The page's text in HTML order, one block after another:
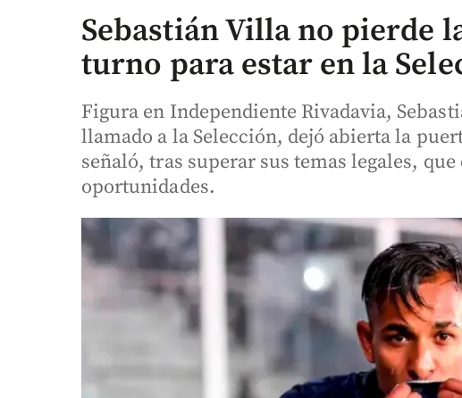
Sebastián Villa no pierde
turno para estar en la
Figura en Independiente Rivadavia,
llamado a la Selección, dejó abierta la
señaló, tras superar sus temas legales, que
oportunidades.